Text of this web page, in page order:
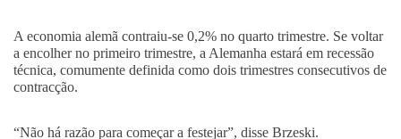
A economia alemã contraiu-se 0,2% no quarto trimestre. Se voltar
a encolher no primeiro trimestre, a Alemanha estará em recessão
técnica, comumente definida como dois trimestres consecutivos de
contracção.
“Não há razão para começar a festejar”, disse Brzeski.